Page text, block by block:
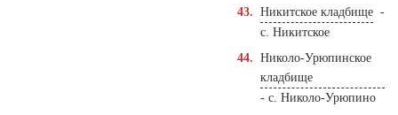
Никитское кладбище -
с. Никитское
Николо-Урюпинское
кладбище
- с. Николо-Урюпино